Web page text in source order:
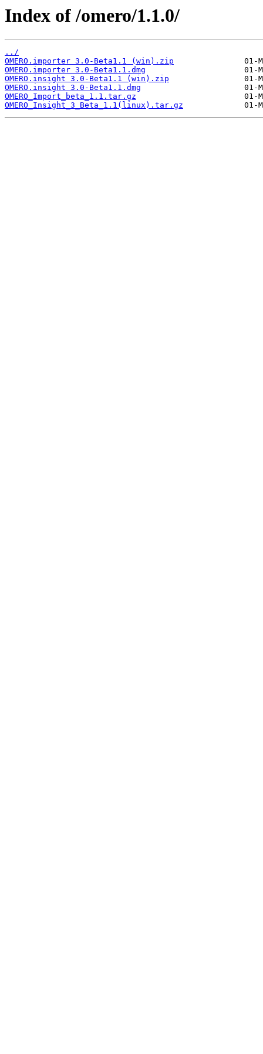
Index of /omero/1.1.0/
../
OMERO.importer 3.0-Beta1.1 (win).zip
OMERO.importer 3.0-Beta1.1.dmg
OMERO.insight 3.0-Beta1.1 (win).zip
OMERO.insight 3.0-Beta1.1.dmg
OMERO_Import_beta_1.1.tar.gz
OMERO_Insight_3_Beta_1.1(linux).tar.gz